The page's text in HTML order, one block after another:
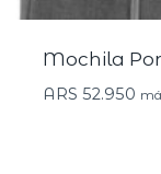
Mochila
ARS 52.950